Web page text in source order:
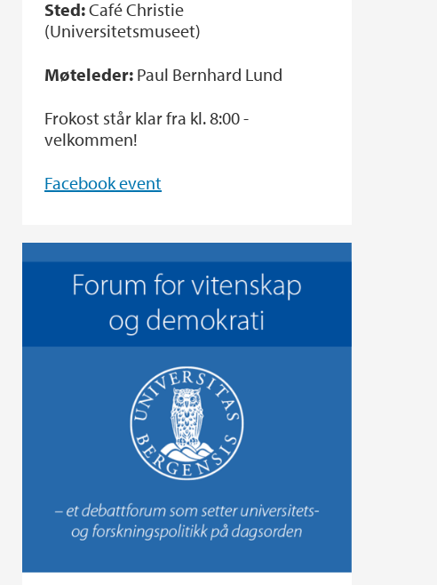
Sted:Café Christie
(Universitetsmuseet)
Møteleder: Paul Bernhard Lund
Frokost står klar fra kl. 8:00 -
velkommen!
Facebook event